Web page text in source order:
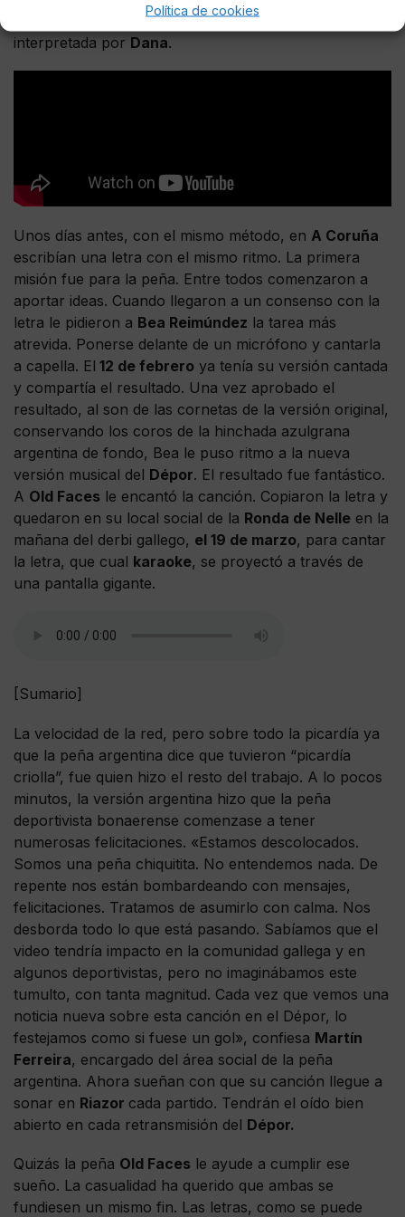
Política de cookies
Todos los deportivistas han querido ver la canción
interpretada por Dana.
Unos días antes, con el mismo método, en A Coruña
escribían una letra con el mismo ritmo. La primera
misión fue para la peña. Entre todos comenzaron a
aportar ideas. Cuando llegaron a un consenso con la
letra le pidieron a Bea Reimúndez la tarea más
atrevida. Ponerse delante de un micrófono y cantarla
a capella. El 12 de febrero ya tenía su versión cantada
y compartía el resultado. Una vez aprobado el
resultado, al son de las cornetas de la versión original,
conservando los coros de la hinchada azulgrana
argentina de fondo, Bea le puso ritmo a la nueva
versión musical del Dépor. El resultado fue fantástico.
A Old Faces le encantó la canción. Copiaron la letra y
quedaron en su local social de la Ronda de Nelle en la
mañana del derbi gallego, el 19 de marzo, para cantar
la letra, que cual karaoke, se proyectó a través de
una pantalla gigante.
[Sumario]
La velocidad de la red, pero sobre todo la picardía ya
que la peña argentina dice que tuvieron “picardía
criolla”, fue quien hizo el resto del trabajo. A lo pocos
minutos, la versión argentina hizo que la peña
deportivista bonaerense comenzase a tener
numerosas felicitaciones. «Estamos descolocados.
Somos una peña chiquitita. No entendemos nada. De
repente nos están bombardeando con mensajes,
felicitaciones. Tratamos de asumirlo con calma. Nos
desborda todo lo que está pasando. Sabíamos que el
video tendría impacto en la comunidad gallega y en
algunos deportivistas, pero no imaginábamos este
tumulto, con tanta magnitud. Cada vez que vemos una
noticia nueva sobre esta canción en el Dépor, lo
festejamos como si fuese un gol», confiesa Martín
Ferreira, encargado del área social de la peña
argentina. Ahora sueñan con que su canción llegue a
sonar en Riazor cada partido. Tendrán el oído bien
abierto en cada retransmisión del Dépor.
Quizás la peña Old Faces le ayude a cumplir ese
sueño. La casualidad ha querido que ambas se
fundiesen un mismo fin. Las letras, como se puede